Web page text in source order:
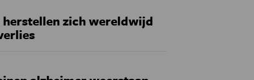
herstellen zich wereldwijd